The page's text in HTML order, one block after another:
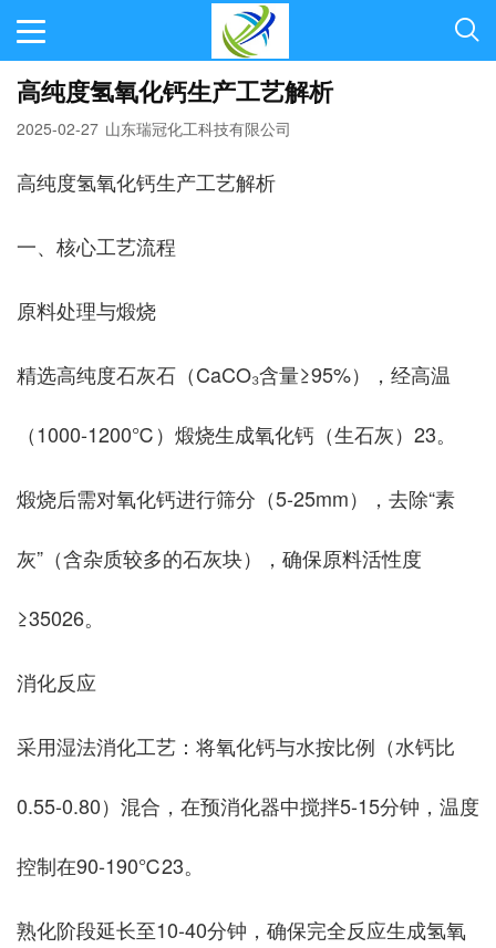
高纯度氢氧化钙生产工艺解析
2025-02-27 山东瑞冠化工科技有限公司
高纯度氢氧化钙生产工艺解析
一、核心工艺流程
‌原料处理与煅烧‌
精选高纯度石灰石（CaCO₃含量≥95%），经高温
（1000-1200℃）煅烧生成氧化钙（生石灰）‌23。
煅烧后需对氧化钙进行筛分（5-25mm），去除“素
灰”（含杂质较多的石灰块），确保原料活性度
≥350‌26。
‌消化反应‌
采用‌湿法消化工艺‌：将氧化钙与水按比例（水钙比
0.55-0.80）混合，在预消化器中搅拌5-15分钟，温度
控制在90-190℃‌23。
熟化阶段延长至10-40分钟，确保完全反应生成氢氧